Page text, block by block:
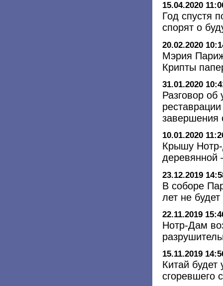
15.04.2020
Год спустя
спорят о
20.02.2020
Мэрия
Крипты
31.01.2020
Разговор об
завершения
10.01.2020
Крышу Нотр-
деревянной
23.12.2019
В соборе
лет не
22.11.2019
Нотр-Дам
15.11.2019
Китай будет
сгоревшего